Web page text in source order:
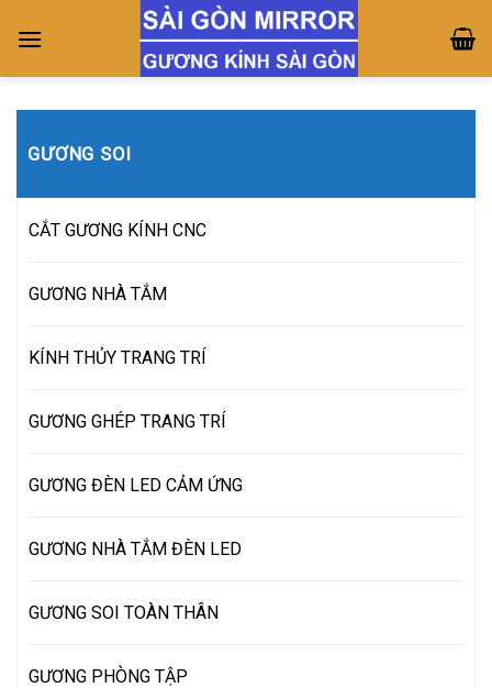
GƯƠNG SOI
CẮT GƯƠNG KÍNH CNC
GƯƠNG NHÀ TẮM
KÍNH THỦY TRANG TRÍ
GƯƠNG GHÉP TRANG TRÍ
GƯƠNG ĐÈN LED CẢM ỨNG
GƯƠNG NHÀ TẮM ĐÈN LED
GƯƠNG SOI TOÀN THÂN
GƯƠNG PHÒNG TẬP